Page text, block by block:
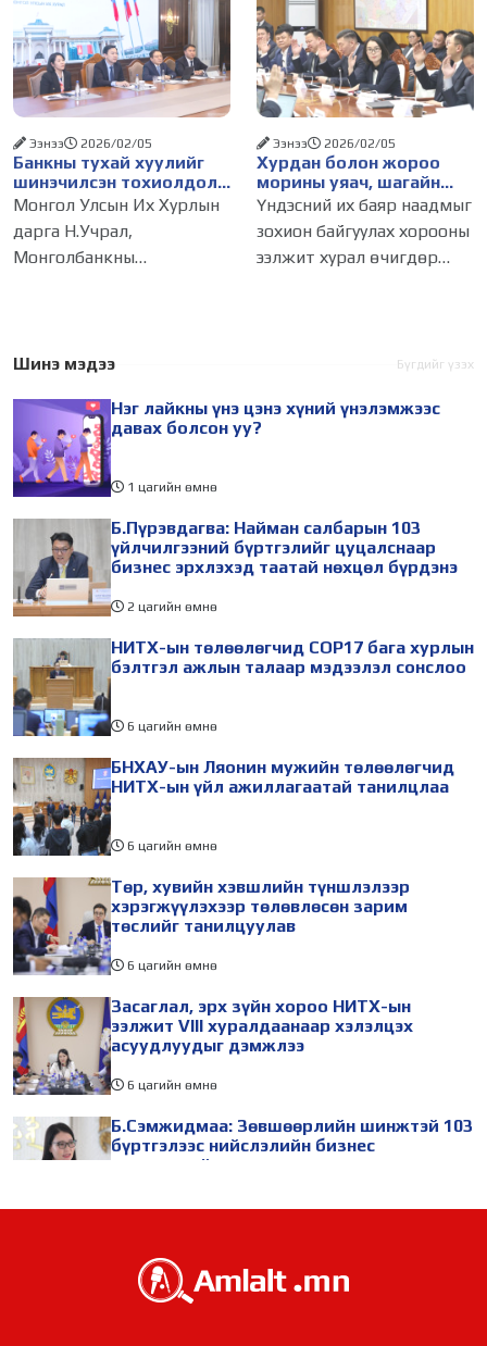
байгуулсан “Борхойн
цом-2026” яруу найргийн
15 дахь удаагийн наадам
2026 оны
дагуу хөдөлгөөнд
оролцож буй хувийн
тээврийн хэрэгслийн
дундаж хурд 7-11 км/цаг,
нийтийн
Банкны тухай хуулийг
шинэчилсэн тохиолдолд
Унгар Улсын ОТП банк
Монгол Улсад үйл
ажиллагаагаа явуулах
хүсэлтэй байгаагаа
Ээнээ 2026/02/05
Монгол Улсын Их Хурлын
дарга Н.Учрал,
Монголбанкны
төлөөлөлтэй цахимаар
банкны зүгээс Монгол
Улсын
Хурдан болон жороо
морины уяач, шагайн
харваачдад улсын цол
олгуулна
Ээнээ 2026/02/05
Үндэсний их баяр наадмыг
зохион байгуулах хорооны
ээлжит хурал өчигдөр
шагайн харваачдад улсын
Улсын
Шинэ мэдээ Бүгдийг үзэх
Нэг лайкны үнэ цэнэ хүний үнэлэмжээс
давах болсон уу?
1 цагийн өмнө
Б.Пүрэвдагва: Найман салбарын 103
үйлчилгээний бүртгэлийг цуцалснаар
бизнес эрхлэхэд таатай нөхцөл бүрдэнэ
2 цагийн өмнө
НИТХ-ын төлөөлөгчид COP17 бага хурлын
бэлтгэл ажлын талаар мэдээлэл сонслоо
6 цагийн өмнө
БНХАУ-ын Ляонин мужийн төлөөлөгчид
НИТХ-ын үйл ажиллагаатай танилцлаа
6 цагийн өмнө
Төр, хувийн хэвшлийн түншлэлээр
хэрэгжүүлэхээр төлөвлөсөн зарим
төслийг танилцуулав
6 цагийн өмнө
Засаглал, эрх зүйн хороо НИТХ-ын
ээлжит VIII хуралдаанаар хэлэлцэх
асуудлуудыг дэмжлээ
6 цагийн өмнө
Б.Сэмжидмаа: Зөвшөөрлийн шинжтэй 103
бүртгэлээс нийслэлийн бизнес
эрхлэгчдийг чөлөөллөө
төсвийн талаарх ерөнхий хяналтын
сонсгол зохион байгуулсан байна